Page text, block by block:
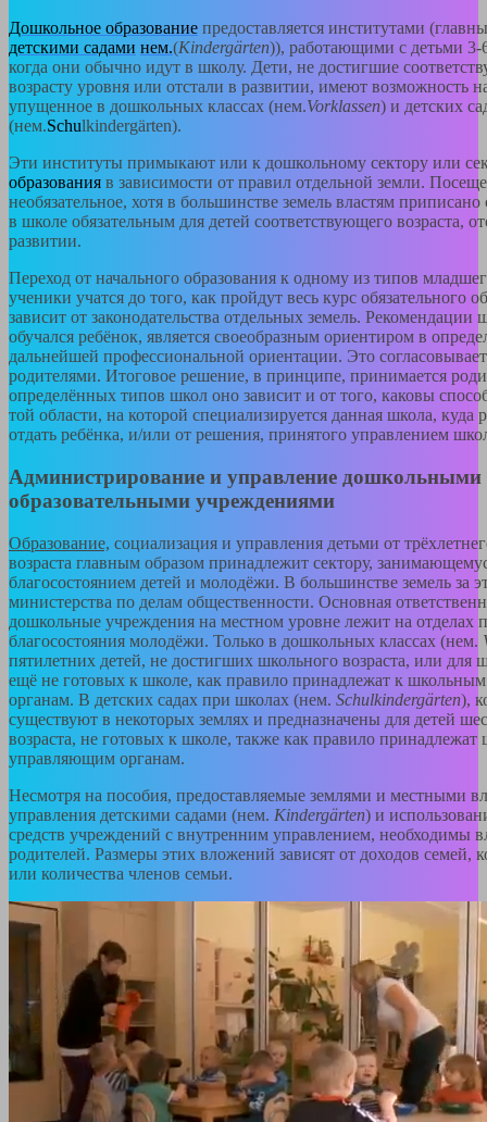
Дошкольное образование предоставляется институтами
детскими садами нем.(Kindergärten)), работающими с детьми 3-
когда они обычно идут в школу. Дети, не достигшие
возрасту уровня или отстали в развитии, имеют возможность
упущенное в дошкольных классах (нем.Vorklassen) и детских
(нем.Schulkindergärten).
Эти институты примыкают или к дошкольному сектору или
образования в зависимости от правил отдельной земли.
необязательное, хотя в большинстве земель властям приписано
в школе обязательным для детей соответствующего возраста,
развитии.
Переход от начального образования к одному из типов
ученики учатся до того, как пройдут весь курс обязательного
зависит от законодательства отдельных земель. Рекомендации
обучался ребёнок, является своеобразным ориентиром в
дальнейшей профессиональной ориентации. Это
родителями. Итоговое решение, в принципе, принимается
определённых типов школ оно зависит и от того, каковы
той области, на которой специализируется данная школа, куда
отдать ребёнка, и/или от решения, принятого управлением
Администрирование и управление дошкольными
образовательными учреждениями
Образование, социализация и управления детьми от
возраста главным образом принадлежит сектору,
благосостоянием детей и молодёжи. В большинстве земель за
министерства по делам общественности. Основная
дошкольные учреждения на местном уровне лежит на отделах
благосостояния молодёжи. Только в дошкольных классах (нем.
пятилетних детей, не достигших школьного возраста, или для
ещё не готовых к школе, как правило принадлежат к
органам. В детских садах при школах (нем. Schulkindergärten),
существуют в некоторых землях и предназначены для детей
возраста, не готовых к школе, также как правило
управляющим органам.
Несмотря на пособия, предоставляемые землями и местными
управления детскими садами (нем. Kindergärten) и
средств учреждений с внутренним управлением, необходимы
родителей. Размеры этих вложений зависят от доходов семей,
или количества членов семьи.